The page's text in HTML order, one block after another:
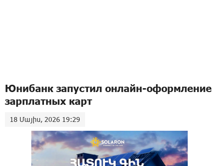
Юнибанк запустил онлайн-оформление
зарплатных карт
18 Մայիս, 2026 19:29